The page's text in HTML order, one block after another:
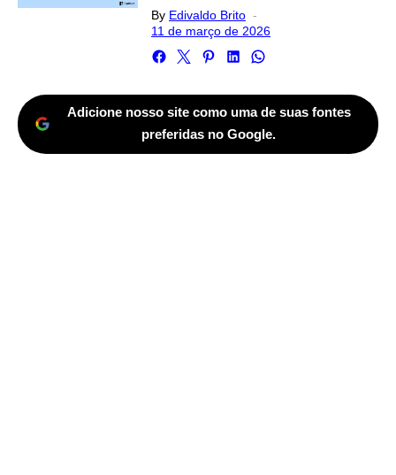
By Edivaldo Brito
on
11 de março de 2026
Adicione nosso site como uma de suas fontes
preferidas no Google.